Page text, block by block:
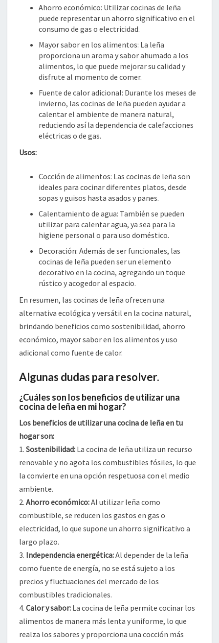
Ahorro económico: Utilizar cocinas de leña
puede representar un ahorro significativo en el
consumo de gas o electricidad.
Mayor sabor en los alimentos: La leña
proporciona un aroma y sabor ahumado a los
alimentos, lo que puede mejorar su calidad y
disfrute al momento de comer.
Fuente de calor adicional: Durante los meses de
invierno, las cocinas de leña pueden ayudar a
calentar el ambiente de manera natural,
reduciendo así la dependencia de calefacciones
eléctricas o de gas.
Usos:
Cocción de alimentos: Las cocinas de leña son
ideales para cocinar diferentes platos, desde
sopas y guisos hasta asados y panes.
Calentamiento de agua: También se pueden
utilizar para calentar agua, ya sea para la
higiene personal o para uso doméstico.
Decoración: Además de ser funcionales, las
cocinas de leña pueden ser un elemento
decorativo en la cocina, agregando un toque
rústico y acogedor al espacio.
En resumen, las cocinas de leña ofrecen una
alternativa ecológica y versátil en la cocina natural,
brindando beneficios como sostenibilidad, ahorro
económico, mayor sabor en los alimentos y uso
adicional como fuente de calor.
Algunas dudas para resolver.
¿Cuáles son los beneficios de utilizar una
cocina de leña en mi hogar?
Los beneficios de utilizar una cocina de leña en tu
hogar son:
1. Sostenibilidad: La cocina de leña utiliza un recurso
renovable y no agota los combustibles fósiles, lo que
la convierte en una opción respetuosa con el medio
ambiente.
2. Ahorro económico:Al utilizar leña como
combustible, se reducen los gastos en gas o
electricidad, lo que supone un ahorro significativo a
largo plazo.
3. Independencia energética:Al depender de la leña
como fuente de energía, no se está sujeto a los
precios y fluctuaciones del mercado de los
combustibles tradicionales.
4. Calor y sabor: La cocina de leña permite cocinar los
alimentos de manera más lenta y uniforme, lo que
realza los sabores y proporciona una cocción más